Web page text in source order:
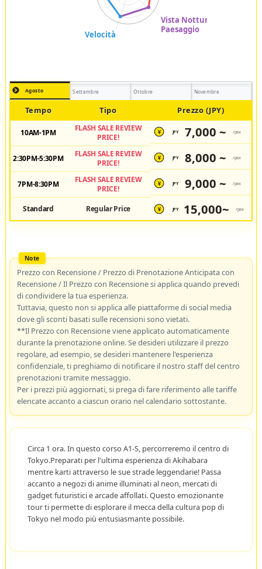
Agosto Settembre Ottobre Novembre
Tempo Tipo Prezzo (JPY)
10AM-1PM
FLASH SALE REVIEW
PRICE!
¥ JPY 7,000 ~ /pax
2:30PM-5:30PM
FLASH SALE REVIEW
PRICE!
¥ JPY 8,000 ~ /pax
7PM-8:30PM
FLASH SALE REVIEW
PRICE!
¥ JPY 9,000 ~ /pax
Standard Regular Price ¥ JPY 15,000~ /pax
Prezzo con Recensione / Prezzo di Prenotazione Anticipata con
Recensione / Il Prezzo con Recensione si applica quando prevedi
di condividere la tua esperienza.
Tuttavia, questo non si applica alle piattaforme di social media
dove gli sconti basati sulle recensioni sono vietati.
**Il Prezzo con Recensione viene applicato automaticamente
durante la prenotazione online. Se desideri utilizzare il prezzo
regolare, ad esempio, se desideri mantenere l'esperienza
confidenziale, ti preghiamo di notificare il nostro staff del centro
prenotazioni tramite messaggio.
Per i prezzi più aggiornati, si prega di fare riferimento alle tariffe
elencate accanto a ciascun orario nel calendario sottostante.
Circa 1 ora. In questo corso A1-S, percorreremo il centro di
Tokyo.Preparati per l'ultima esperienza di Akihabara
mentre karti attraverso le sue strade leggendarie! Passa
accanto a negozi di anime illuminati al neon, mercati di
gadget futuristici e arcade affollati. Questo emozionante
tour ti permette di esplorare il mecca della cultura pop di
Tokyo nel modo più entusiasmante possibile.